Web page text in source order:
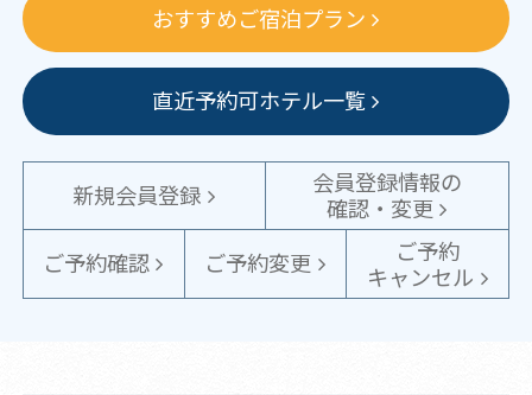
おすすめご宿泊プラン
直近予約可ホテル一覧
新規会員登録
会員登録情報の
確認・変更
ご予約確認
ご予約変更
ご予約
キャンセル